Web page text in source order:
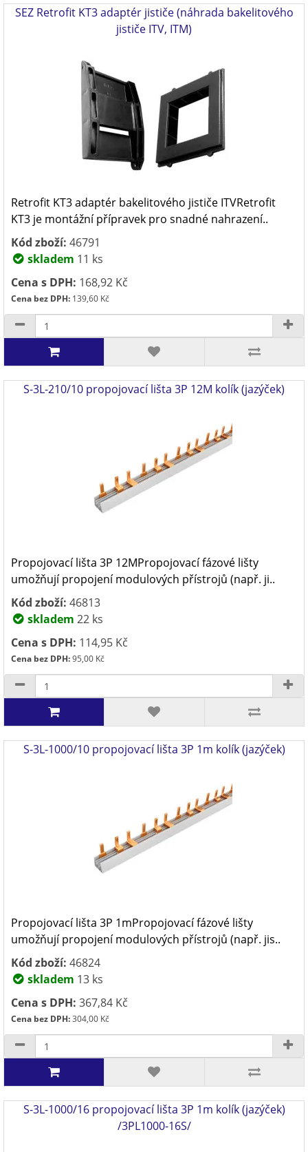
SEZ Retrofit KT3 adaptér jističe (náhrada bakelitového
jističe ITV, ITM)
Retrofit KT3 adaptér bakelitového jističe ITVRetrofit
KT3 je montážní přípravek pro snadné nahrazení..
Kód zboží: 46791
skladem 11 ks
Cena s DPH: 168,92 Kč
Cena bez DPH: 139,60 Kč
S-3L-210/10 propojovací lišta 3P 12M kolík (jazýček)
Propojovací lišta 3P 12MPropojovací fázové lišty
umožňují propojení modulových přístrojů (např. ji..
Kód zboží: 46813
skladem 22 ks
Cena s DPH: 114,95 Kč
Cena bez DPH:95,00 Kč
S-3L-1000/10 propojovací lišta 3P 1m kolík (jazýček)
Propojovací lišta 3P 1mPropojovací fázové lišty
umožňují propojení modulových přístrojů (např. jis..
Kód zboží: 46824
skladem 13 ks
Cena s DPH: 367,84 Kč
Cena bez DPH:304,00 Kč
S-3L-1000/16 propojovací lišta 3P 1m kolík (jazýček)
/3PL1000-16S/